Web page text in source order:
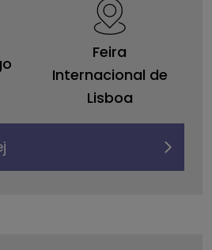
Feira
Internacional de
Lisboa